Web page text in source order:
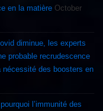
en la matière October
diminue, les experts
probable recrudescence
nécessité des boosters en
l’immunité des